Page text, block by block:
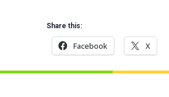
Share this:
Facebook X